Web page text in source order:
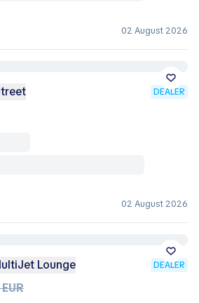
02 August 2026
DEALER
02 August 2026
Lounge DEALER